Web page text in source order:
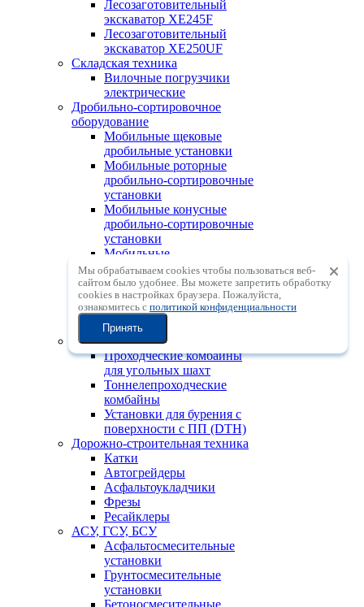
Лесозаготовительный
экскаватор XE245F
Лесозаготовительный
экскаватор XE250UF
Складская техника
Вилочные погрузчики
электрические
Дробильно-сортировочное
оборудование
Мобильные щековые
дробильные установки
Мобильные роторные
дробильно-сортировочные
установки
Мобильные конусные
дробильно-сортировочные
установки
Мобильные
центробежные
дробильные установки с
вертикальным валом
Мобильные
сортировочные установки
Горно-шахтная техника
Проходческие комбайны
для угольных шахт
Тоннелепроходческие
комбайны
Установки для бурения с
поверхности с ПП (DTH)
Дорожно-строительная техника
Катки
Автогрейдеры
Асфальтоукладчики
Фрезы
Ресайклеры
АСУ, ГСУ, БСУ
Асфальтосмесительные
установки
Грунтосмесительные
установки
Бетоносмесительные
Мы обрабатываем cookies чтобы пользоваться веб-
сайтом было удобнее. Вы можете запретить обработку
сookies в настройках браузера. Пожалуйста,
ознакомитесь с политикой конфиденциальности
Принять